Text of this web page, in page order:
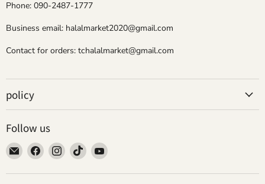
Phone: 090-2487-1777
Business email: halalmarket2020@gmail.com
Contact for orders: tchalalmarket@gmail.com
policy
Follow us
Email
Tokyo
Camii
Find
on
Find
on
Find
on
Find
on